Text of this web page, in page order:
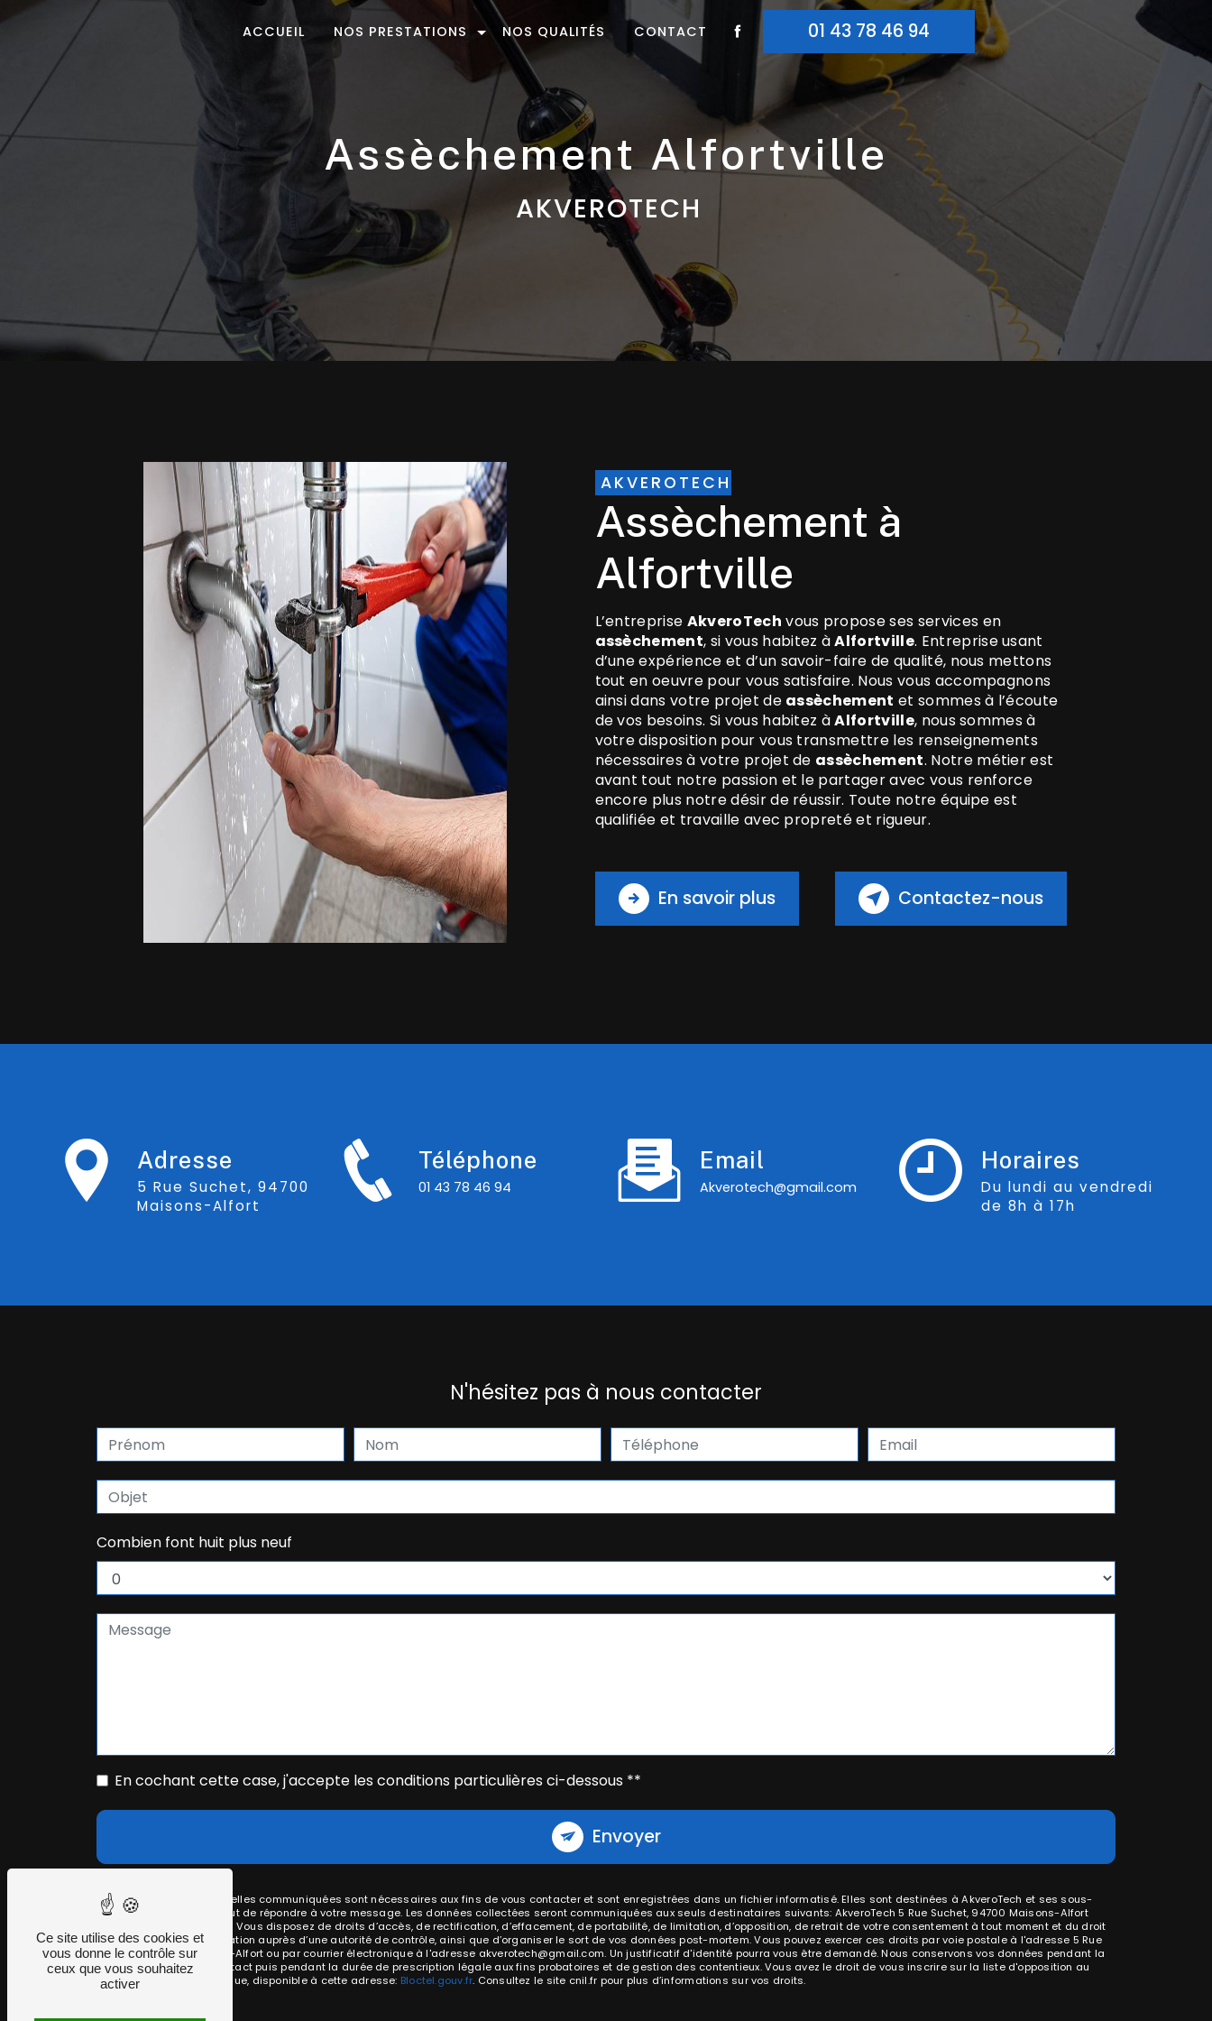
ACCUEIL NOS PRESTATIONS NOS QUALITÉS CONTACT 01 43 78 46 94
assèchement Alfortville
AKVEROTECH
AKVEROTECH
assèchement à
Alfortville
L’entreprise AkveroTech vous propose ses services en
assèchement, si vous habitez àAlfortville. Entreprise usant
d’une expérience et d’un savoir-faire de qualité, nous mettons
tout en oeuvre pour vous satisfaire. Nous vous accompagnons
ainsi dans votre projet de assèchement et sommes à l’écoute
de vos besoins. Si vous habitez àAlfortville, nous sommes à
votre disposition pour vous transmettre les renseignements
nécessaires à votre projet de assèchement. Notre métier est
avant tout notre passion et le partager avec vous renforce
encore plus notre désir de réussir. Toute notre équipe est
qualifiée et travaille avec propreté et rigueur.
En savoir plus Contactez-nous
Adresse
5 Rue Suchet, 94700
Maisons-Alfort
Téléphone
01 43 78 46 94
Email
akverotech@gmail.com
Horaires
Du lundi au vendredi
de 8h à 17h
N'hésitez pas à nous contacter
Combien font huit plus neuf
En cochant cette case, j'accepte les conditions particulières ci-dessous **
Envoyer
** Les données personnelles communiquées sont nécessaires aux fins de vous contacter et sont enregistrées dans un fichier informatisé. Elles sont destinées à AkveroTech et ses sous-
traitants dans le seul but de répondre à votre message. Les données collectées seront communiquées aux seuls destinataires suivants: AkveroTech 5 Rue Suchet, 94700 Maisons-Alfort
akverotech@gmail.com. Vous disposez de droits d’accès, de rectification, d’effacement, de portabilité, de limitation, d’opposition, de retrait de votre consentement à tout moment et du droit
d’introduire une réclamation auprès d’une autorité de contrôle, ainsi que d’organiser le sort de vos données post-mortem. Vous pouvez exercer ces droits par voie postale à l'adresse 5 Rue
Suchet, 94700 Maisons-Alfort ou par courrier électronique à l'adresse akverotech@gmail.com. Un justificatif d'identité pourra vous être demandé. Nous conservons vos données pendant la
période de prise de contact puis pendant la durée de prescription légale aux fins probatoires et de gestion des contentieux. Vous avez le droit de vous inscrire sur la liste d'opposition au
démarchage téléphonique, disponible à cette adresse:
Bloctel.gouv.fr. Consultez le site cnil.fr pour plus d’informations sur vos droits.
Panneau de gestion des cookies
Ce site utilise des cookies et
vous donne le contrôle sur
ceux que vous souhaitez
activer